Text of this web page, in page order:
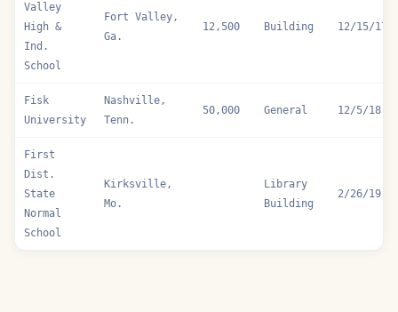
Valley
High &
Ind.
School
Fort Valley,
Ga.
12,500 Building 12/15/17
Fisk
University
Nashville,
Tenn.
50,000 General 12/5/18
First
Dist.
State
Normal
School
Kirksville,
Mo.
Library
Building
2/26/19